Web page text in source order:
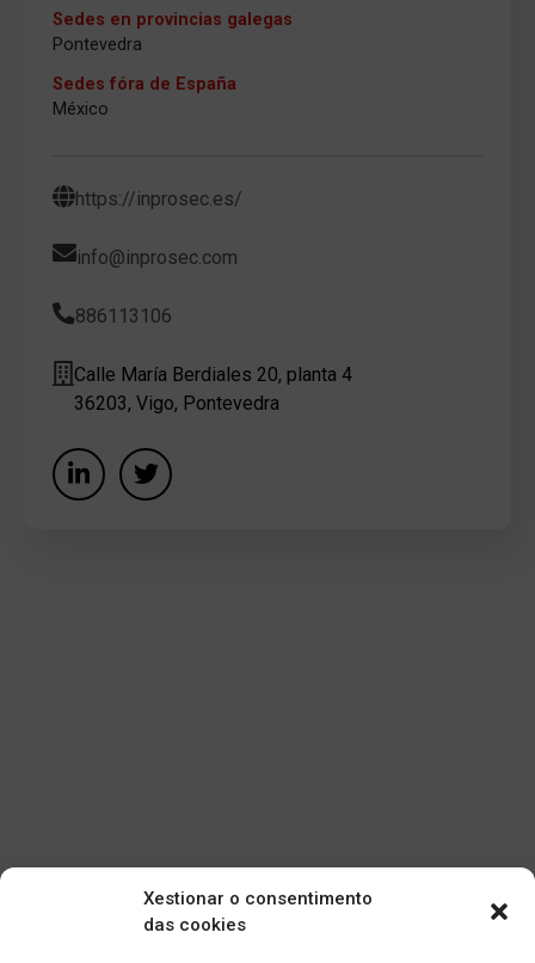
Xestionar o consentimento
das cookies
Sedes en provincias galegas
Pontevedra
Sedes fóra de España
México
https://inprosec.es/
info@inprosec.com
886113106
Calle María Berdiales 20, planta 4
36203, Vigo, Pontevedra